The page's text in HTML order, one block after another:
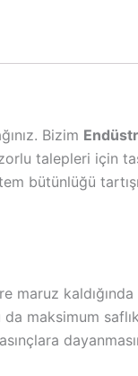
Bizim
talepleri için
bütünlüğü
maruz
maksimum